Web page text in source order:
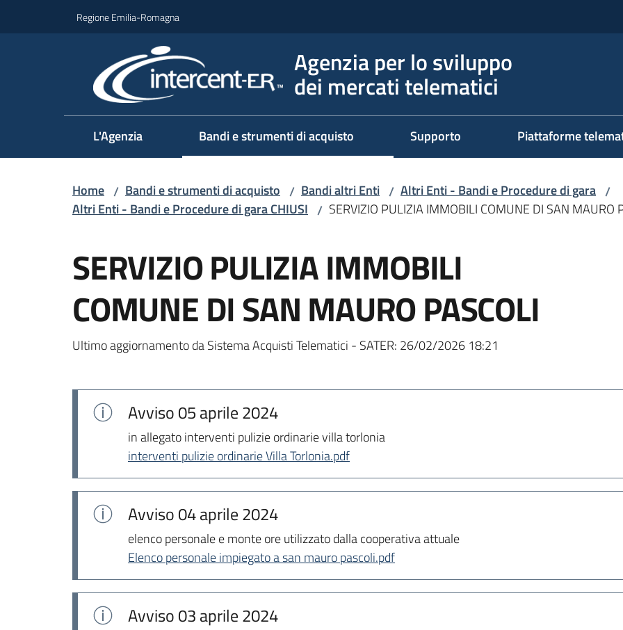
Regione Emilia-Romagna
Agenzia per lo sviluppo
dei mercati telematici
L'Agenzia Bandi e strumenti di acquisto Supporto Piattaforme
Home / Bandi e strumenti di acquisto / Bandi altri Enti / Altri Enti - Bandi e Procedure di gara /
Altri Enti - Bandi e Procedure di gara CHIUSI / SERVIZIO PULIZIA IMMOBILI COMUNE DI SAN MAURO
SERVIZIO PULIZIA IMMOBILI
COMUNE DI SAN MAURO PASCOLI
Ultimo aggiornamento da Sistema Acquisti Telematici - SATER: 26/02/2026 18:21
Avviso05 aprile 2024
in allegato interventi pulizie ordinarie villa torlonia
interventi pulizie ordinarie Villa Torlonia.pdf
Avviso04 aprile 2024
elenco personale e monte ore utilizzato dalla cooperativa attuale
Elenco personale impiegato a san mauro pascoli.pdf
Avviso03 aprile 2024